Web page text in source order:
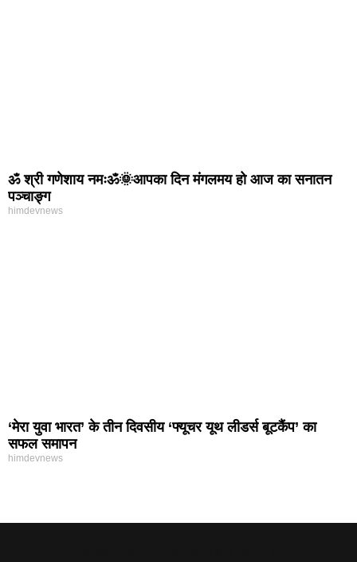
ॐ श्री गणेशाय नमःॐ🌞आपका दिन मंगलमय हो आज का सनातन
पञ्चाङ्ग
himdevnews
‘मेरा युवा भारत’ के तीन दिवसीय ‘फ्यूचर यूथ लीडर्स बूटकैंप’ का
सफल समापन
himdevnews